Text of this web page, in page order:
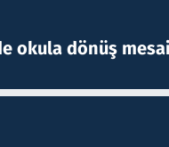
okula dönüş